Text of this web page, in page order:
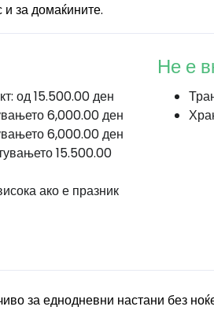
и за домаќините.
од 15.500.00 ден
6,000.00 ден
6,000.00 ден
15.500.00
ако е празник
Не е
за еднодневни настани без